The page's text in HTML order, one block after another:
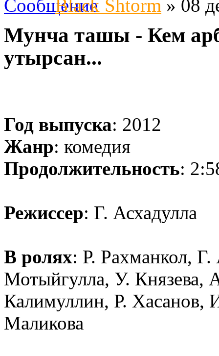
Black Shtorm » 08
Мунча ташы - Кем
утырсан...
Год выпуска: 2012
Жанр: комедия
Продолжительность:
Режиссер: Г. Асхадулла
В ролях: Р. Рахманкол,
Мотыйгулла, У. Князева,
Калимуллин, Р. Хасанов,
Маликова